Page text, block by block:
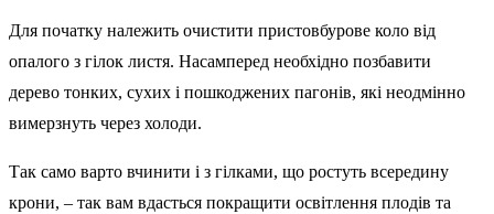
Для початку належить очистити пристовбурове коло від
опалого з гілок листя. Насамперед необхідно позбавити
дерево тонких, сухих і пошкоджених пагонів, які неодмінно
вимерзнуть через холоди.
Так само варто вчинити і з гілками, що ростуть всередину
крони, – так вам вдасться покращити освітлення плодів та